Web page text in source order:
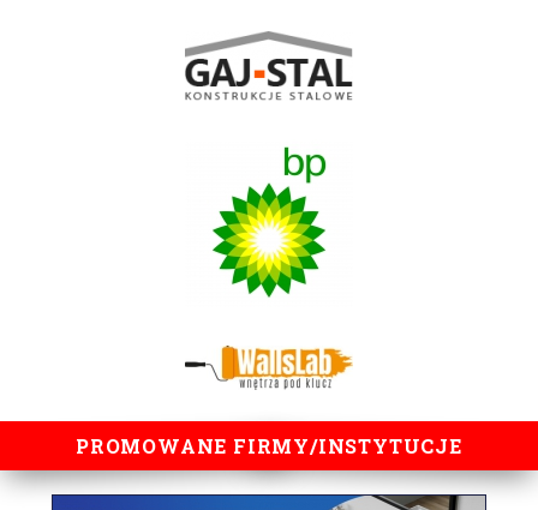
PROMOWANE FIRMY/INSTYTUCJE